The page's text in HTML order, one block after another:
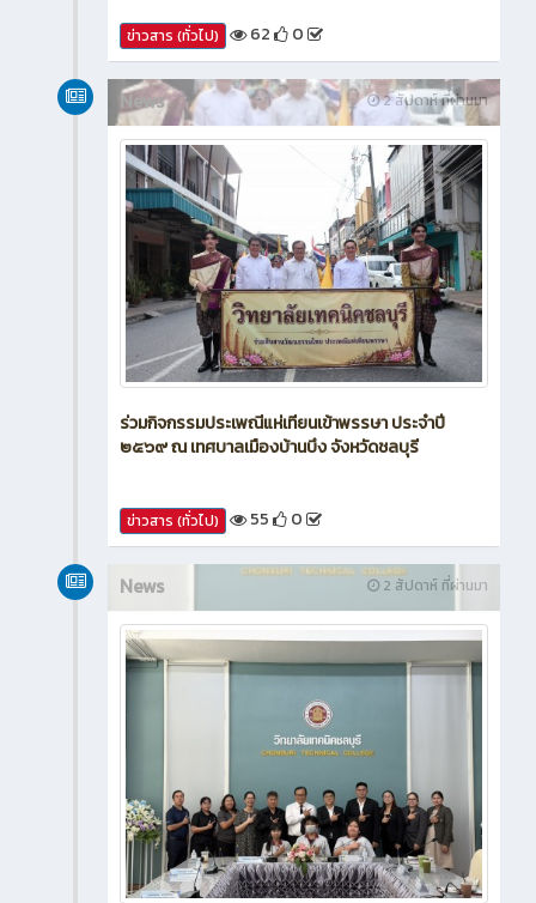
ข่าวสาร (ทั่วไป) 62 0
2 สัปดาห์ ที่ผ่านมา
News
ร่วมกิจกรรมประเพณีแห่เทียนเข้าพรรษา ประจำปี
๒๕๖๙ ณ เทศบาลเมืองบ้านบึง จังหวัดชลบุรี
ข่าวสาร (ทั่วไป) 55 0
2 สัปดาห์ ที่ผ่านมา
News